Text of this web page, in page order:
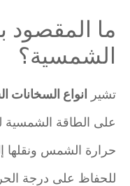
ما المقصود
الشمسية؟
تشيرانواع السخانات
على الطاقة الشمسية
حرارة الشمس ونقلها
للحفاظ على درجة